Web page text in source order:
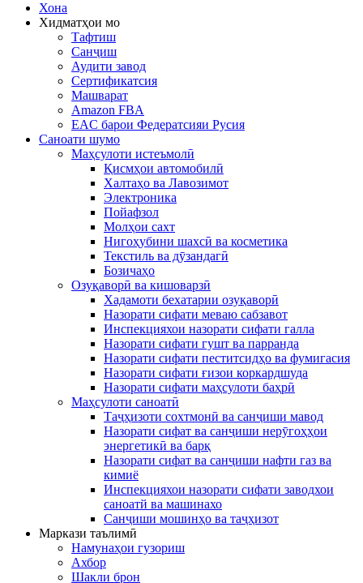
Хона
Хидматҳои мо
Тафтиш
Санҷиш
Аудити завод
Сертификатсия
Машварат
Amazon FBA
EAC барои Федератсияи Русия
Саноати шумо
Маҳсулоти истеъмолӣ
Қисмҳои автомобилӣ
Халтаҳо ва Лавозимот
Электроника
Пойафзол
Молҳои сахт
Нигоҳубини шахсӣ ва косметика
Текстиль ва дӯзандагӣ
Бозичаҳо
Озуқаворӣ ва кишоварзӣ
Хадамоти бехатарии озуқаворӣ
Назорати сифати меваю сабзавот
Инспекцияхои назорати сифати галла
Назорати сифати гушт ва парранда
Назорати сифати пеститсидҳо ва фумигасия
Назорати сифати ғизои коркардшуда
Назорати сифати маҳсулоти баҳрӣ
Маҳсулоти саноатӣ
Таҷҳизоти сохтмонӣ ва санҷиши мавод
Назорати сифат ва санҷиши нерӯгоҳҳои
энергетикӣ ва барқ
Назорати сифат ва санҷиши нафти газ ва
кимиё
Инспекцияхои назорати сифати заводхои
саноатй ва машинахо
Санҷиши мошинҳо ва таҷҳизот
Маркази таълимӣ
Намунаҳои гузориш
Ахбор
Шакли брон